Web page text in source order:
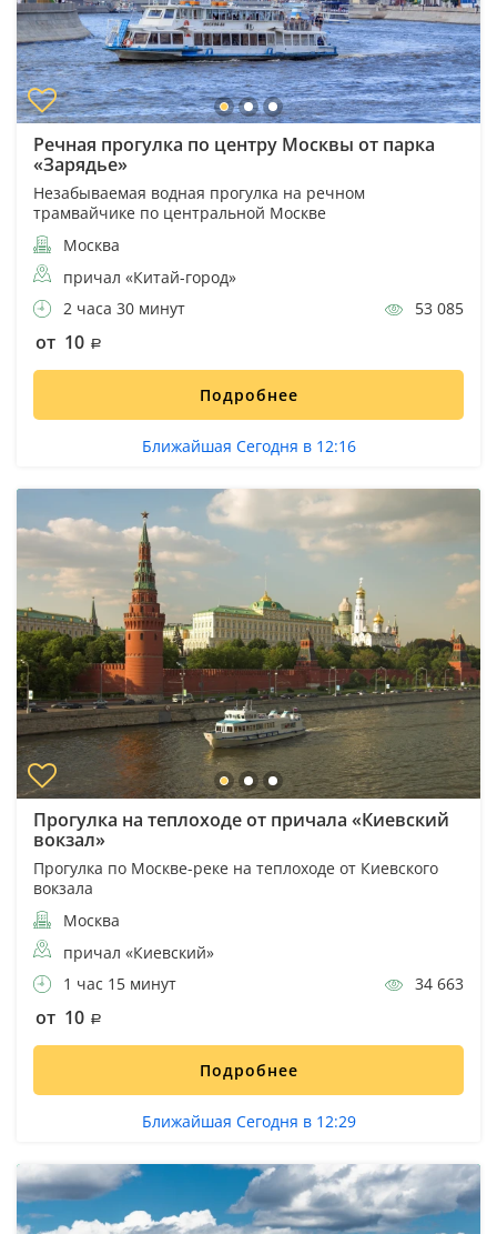
Речная прогулка по центру Москвы от парка
«Зарядье»
Незабываемая водная прогулка на речном
трамвайчике по центральной Москве
Москва
причал «Китай-город»
2 часа 30 минут
53 085
от 10
Подробнее
Ближайшая Сегодня в 12:16
Прогулка на теплоходе от причала «Киевский
вокзал»
Прогулка по Москве-реке на теплоходе от Киевского
вокзала
Москва
причал «Киевский»
1 час 15 минут
34 663
от 10
Подробнее
Ближайшая Сегодня в 12:29